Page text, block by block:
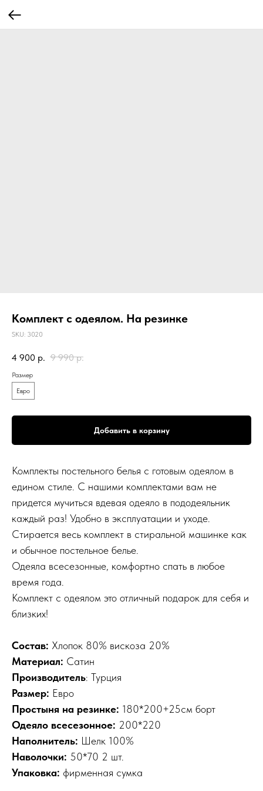
Комплект с одеялом. На резинке
SKU: 3020
4 900 р. 9 990 р.
Размер
Евро
Добавить в корзину
Комплекты постельного белья с готовым одеялом в
едином стиле. С нашими комплектами вам не
придется мучиться вдевая одеяло в пододеяльник
каждый раз! Удобно в эксплуатации и уходе.
Стирается весь комплект в стиральной машинке как
и обычное постельное белье.
Одеяла всесезонные, комфортно спать в любое
время года.
Комплект с одеялом это отличный подарок для себя и
близких!
Состав: Хлопок 80% вискоза 20%
Материал: Сатин
Производитель: Турция
Размер: Евро
Простыня на резинке: 180*200+25см борт
Одеяло всесезонное: 200*220
Наполнитель: Шелк 100%
Наволочки: 50*70 2 шт.
Упаковка: фирменная сумка